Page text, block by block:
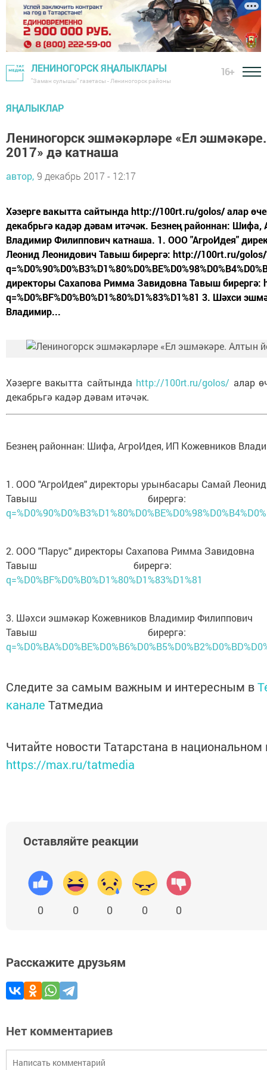
ЛЕНИНОГОРСК ЯҢАЛЫКЛАРЫ
"Заман сулышы" газетасы - Лениногорск районы
16+
ЯҢАЛЫКЛАР
Лениногорск эшмәкәрләре «Ел
2017» дә катнаша
автор, 9 декабрь 2017 - 12:17
Хәзерге вакытта сайтында http://100rt.ru/golos/ алар
декабрьгә кадәр дәвам итәчәк. Безнең районнан:
Владимир Филиппович катнаша. 1. ООО "АгроИдея"
Леонид Леонидович Тавыш бирергә: http://100rt.ru/
директоры Сахапова Римма Завидовна Тавыш
q=%D0%BF%D0%B0%D1%80%D1%83%D1%81 3. Шәхси
Владимир...
Хәзерге вакытта сайтында http://100rt.ru/golos/ алар
декабрьгә кадәр дәвам итәчәк.
Безнең районнан: Шифа, АгроИдея, ИП Кожевников
1. ООО "АгроИдея" директоры урынбасары Самай
Тавыш
2. ООО "Парус" директоры Сахапова Римма Завидовна
Тавыш бирергә:
q=%D0%BF%D0%B0%D1%80%D1%83%D1%81
3. Шәхси эшмәкәр Кожевников Владимир Филиппович
Тавыш
Следите за самым важным и интересным в
канале Татмедиа
Читайте новости Татарстана в
https://max.ru/tatmedia
Оставляйте реакции
0 0 0 0 0
Расскажите друзьям
Нет комментариев